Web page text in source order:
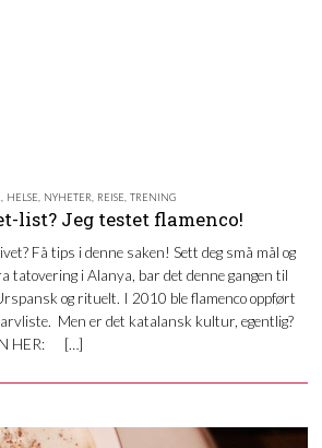
HELSE NYHETER REISE TRENING
list? Jeg testet flamenco!
Få tips i denne saken! Sett deg små mål og
tatovering i Alanya, bar det denne gangen til
og rituelt. I 2010 ble flamenco oppført
Men er det katalansk kultur, egentlig?
HER: […]